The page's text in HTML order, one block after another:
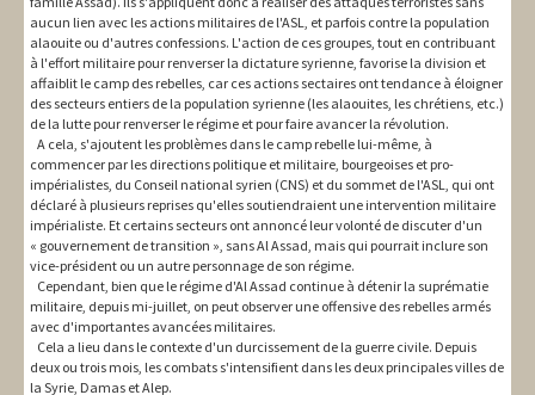
aucun lien avec les actions militaires de l'ASL, et parfois contre la population
alaouite ou d'autres confessions. L'action de ces groupes, tout en contribuant
à l'effort militaire pour renverser la dictature syrienne, favorise la division et
affaiblit le camp des rebelles, car ces actions sectaires ont tendance à éloigner
des secteurs entiers de la population syrienne (les alaouites, les chrétiens, etc.)
de la lutte pour renverser le régime et pour faire avancer la révolution.
A cela, s'ajoutent les problèmes dans le camp rebelle lui-même, à
commencer par les directions politique et militaire, bourgeoises et pro-
impérialistes, du Conseil national syrien (CNS) et du sommet de l'ASL, qui ont
déclaré à plusieurs reprises qu'elles soutiendraient une intervention militaire
impérialiste. Et certains secteurs ont annoncé leur volonté de discuter d'un
« gouvernement de transition », sans Al Assad, mais qui pourrait inclure son
vice-président ou un autre personnage de son régime.
Cependant, bien que le régime d'Al Assad continue à détenir la suprématie
militaire, depuis mi-juillet, on peut observer une offensive des rebelles armés
avec d'importantes avancées militaires.
Cela a lieu dans le contexte d'un durcissement de la guerre civile. Depuis
deux ou trois mois, les combats s'intensifient dans les deux principales villes de
la Syrie, Damas et Alep.